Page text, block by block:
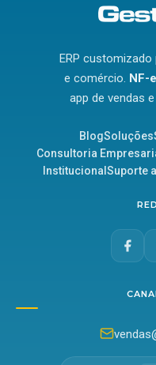
ERP
e comércio. NF-
app de vendas
BlogSoluções
Consultoria
Institucional Suporte